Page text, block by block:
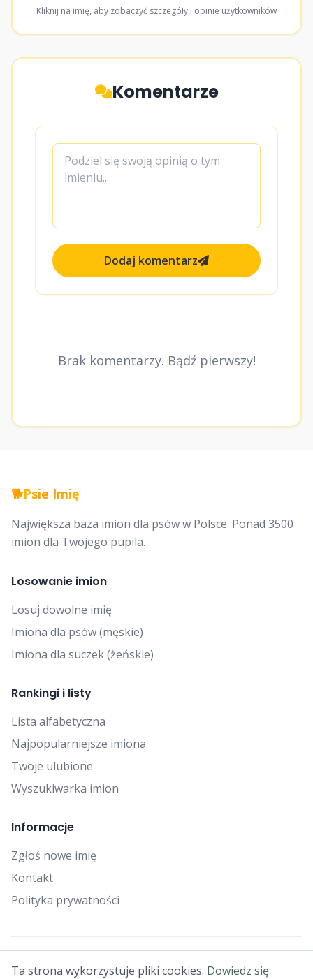
Kliknij na imię, aby zobaczyć szczegóły i opinie użytkowników
Komentarze
Dodaj komentarz
Brak komentarzy. Bądź pierwszy!
🐕Psie Imię
Największa baza imion dla psów w Polsce. Ponad 3500
imion dla Twojego pupila.
Losowanie imion
Losuj dowolne imię
Imiona dla psów (męskie)
Imiona dla suczek (żeńskie)
Rankingi i listy
Lista alfabetyczna
Najpopularniejsze imiona
Twoje ulubione
Wyszukiwarka imion
Informacje
Zgłoś nowe imię
Kontakt
Polityka prywatności
© 2025 Falcon Bytes. Wszelkie prawa zastrzeżone.
Ta strona wykorzystuje pliki cookies. Dowiedz się